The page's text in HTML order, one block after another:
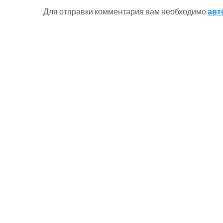
Для отправки комментария вам необходимо